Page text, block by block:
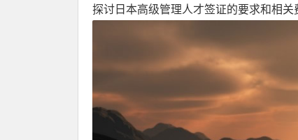
探讨日本高级管理人才签证的要求和相关